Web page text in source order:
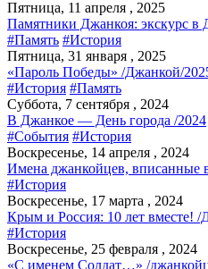
Пятница, 11 апреля , 2025
Памятники Джанкоя: экскурс в
#Память #История
Пятница, 31 января , 2025
«Пароль Победы» /Джанкой/
#История #Память
Суббота, 7 сентября , 2024
В Джанкое — День города /2024
#События #История
Воскресенье, 14 апреля , 2024
Имена джанкойцев, вписанные
#История
Воскресенье, 17 марта , 2024
Крым и Россия: 10 лет вместе! /
#История
Воскресенье, 25 февраля , 2024
«С именем Солдат…» /